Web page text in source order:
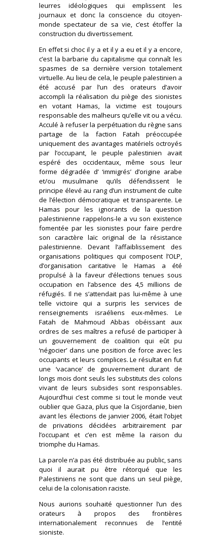
leurres idéologiques qui emplissent les
journaux et donc la conscience du citoyen-
monde spectateur de sa vie, c’est étoffer la
construction du divertissement.
En effet si choc il y a et il y a eu et il y a encore,
c’est la barbarie du capitalisme qui connaît les
spasmes de sa dernière version totalement
virtuelle. Au lieu de cela, le peuple palestinien a
été accusé par l’un des orateurs d’avoir
accompli la réalisation du piège des sionistes
en votant Hamas, la victime est toujours
responsable des malheurs qu’elle vit ou a vécu.
Acculé à refuser la perpétuation du règne sans
partage de la faction Fatah préoccupée
uniquement des avantages matériels octroyés
par l’occupant, le peuple palestinien avait
espéré des occidentaux, même sous leur
forme dégradée d’ ‘immigrés’ d’origine arabe
et/ou musulmane qu’ils défendissent le
principe élevé au rang d’un instrument de culte
de l’élection démocratique et transparente. Le
Hamas pour les ignorants de la question
palestinienne rappelons-le a vu son existence
fomentée par les sionistes pour faire perdre
son caractère laïc original de la résistance
palestinienne. Devant l‘affaiblissement des
organisations politiques qui composent l’OLP,
d’organisation caritative le Hamas a été
propulsé à la faveur d’élections tenues sous
occupation en l’absence des 4,5 millions de
réfugiés. Il ne s’attendait pas lui-même à une
telle victoire qui a surpris les services de
renseignements israéliens eux-mêmes. Le
Fatah de Mahmoud Abbas obéissant aux
ordres de ses maîtres a refusé de participer à
un gouvernement de coalition qui eût pu
‘négocier’ dans une position de force avec les
occupants et leurs complices. Le résultat en fut
une ‘vacance’ de gouvernement durant de
longs mois dont seuls les substituts des colons
vivant de leurs subsides sont responsables.
Aujourd’hui c’est comme si tout le monde veut
oublier que Gaza, plus que la Cisjordanie, bien
avant les élections de janvier 2006, était l’objet
de privations décidées arbitrairement par
l’occupant et c’en est même la raison du
triomphe du Hamas.
La parole n’a pas été distribuée au public, sans
quoi il aurait pu être rétorqué que les
Palestiniens ne sont que dans un seul piège,
celui de la colonisation raciste.
Nous aurions souhaité questionner l’un des
orateurs à propos des frontières
internationalement reconnues de l’entité
sioniste.